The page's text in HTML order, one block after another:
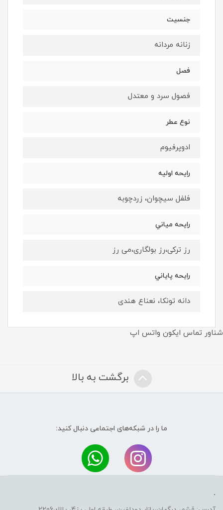
جنسيت
زنانه مردانه
فصل
فصول سرد و معتدل
نوع عطر
ادوپرفيوم
رايحه اوليه
فلفل سیچوان، زردچوبه
رايحه مياني
رز ترکی،رز بولگاری،می رز
رايحه پاياني
دانه تونکا، نعناع هندی
شناور تماس ایکون واتس اپ
برگشت به بالا
ما را در شبکه‌های اجتماعی دنبال کنید:
.